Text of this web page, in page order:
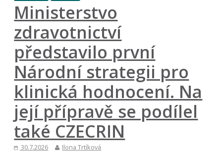
Ministerstvo
zdravotnictví
představilo první
Národní strategii pro
klinická hodnocení. Na
její přípravě se podílel
také CZECRIN
30.7.2026 Ilona Trtíková